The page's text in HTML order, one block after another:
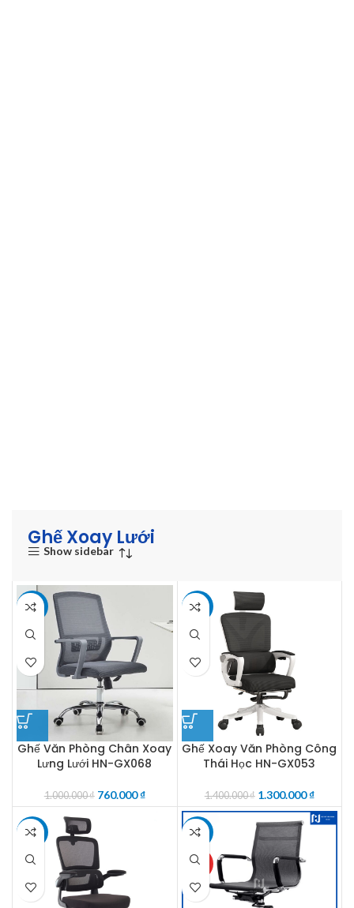
Ghế Xoay Lưới
Show sidebar
-24%
Ghế Văn Phòng Chân Xoay
Lưng Lưới HN-GX068
1.000.000₫ 760.000₫
-7%
Ghế Xoay Văn Phòng Công
Thái Học HN-GX053
1.400.000₫ 1.300.000₫
-24% -51%
HOT